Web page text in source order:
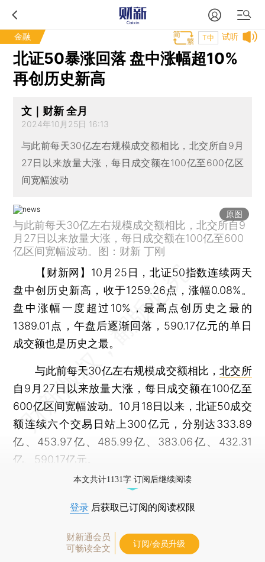
金融 试听
T中
北证50暴涨回落 盘中涨幅超10%
再创历史新高
文｜财新 全月
2024年10月25日 16:13
与此前每天30亿左右规模成交额相比，北交所自9月
27日以来放量大涨，每日成交额在100亿至600亿区
间宽幅波动
原图
与此前每天30亿左右规模成交额相比，北交所自9
月27日以来放量大涨，每日成交额在100亿至600
亿区间宽幅波动。图：财新 丁刚
【财新网】 10月25日，北证50指数连续两天
盘中创历史新高，收于1259.26点，涨幅0.08%。
盘中涨幅一度超过10%，最高点创历史之最的
1389.01点，午盘后逐渐回落，590.17亿元的单日
成交额也是历史之最。
与此前每天30亿左右规模成交额相比，北交所
自9月27日以来放量大涨，每日成交额在100亿至
600亿区间宽幅波动。10月18日以来，北证50成交
额连续六个交易日站上300亿元，分别达333.89
亿、453.97亿、485.99亿、383.06亿、432.31
亿、590.17亿元。
本文共计1131字 订阅后继续阅读
登录 后获取已订阅的阅读权限
财新通会员
可畅读全文
订阅/会员升级